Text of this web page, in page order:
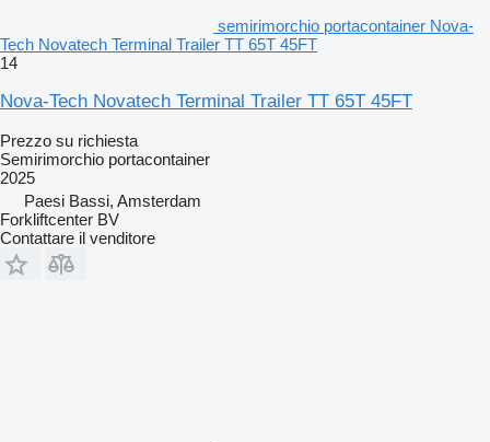
semirimorchio portacontainer Nova-
Tech Novatech Terminal Trailer TT 65T 45FT
14
Nova-Tech Novatech Terminal Trailer TT 65T 45FT
Prezzo su richiesta
Semirimorchio portacontainer
2025
Paesi Bassi, Amsterdam
Forkliftcenter BV
Contattare il venditore